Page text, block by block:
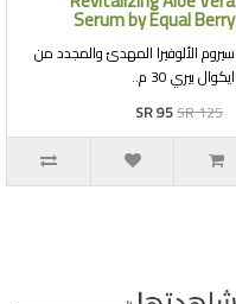
Serum by Equal Berry
سيروم الألوفيرا المهدئ والمجدد من
ايكوال بيري 30 م..
SR 95SR 125